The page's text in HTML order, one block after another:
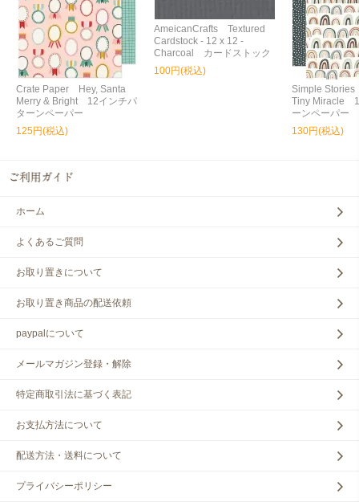
Crate Paper Hey, Santa
Merry & Bright 12インチパ
ターンペーパー
125円(税込)
AmeicanCrafts Textured
Cardstock - 12 x 12 -
Charcoal カードストック
100円(税込)
Simple
Tiny Miracle
ーンペーパー
130円(税込)
ホーム
よくあるご質問
お取り置きについて
お取り置き商品の配送依頼
paypalについて
メールマガジン登録・解除
特定商取引法に基づく表記
お支払方法について
配送方法・送料について
プライバシーポリシー